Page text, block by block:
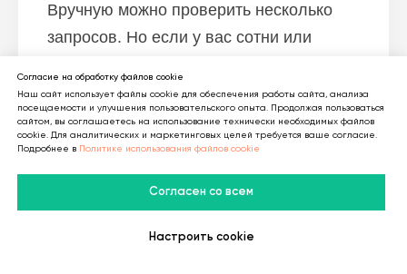
Вручную можно проверить несколько
запросов. Но если у вас сотни или
мобильная и десктопная выдача, без
прокси мониторинг становится
нестабильным и слишком медленным.
2. Чем мобильные прокси
Согласие на обработку файлов cookie
Наш сайт использует файлы cookie для обеспечения работы сайта, анализа
посещаемости и улучшения пользовательского опыта. Продолжая пользоваться
сайтом, вы соглашаетесь на использование технически необходимых файлов
cookie. Для аналитических и маркетинговых целей требуется ваше согласие.
Подробнее в Политике использования файлов cookie
Согласен со всем
Настроить cookie